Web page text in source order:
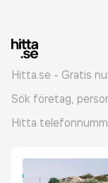
Hitta.se - Gratis
Sök företag,
Hitta